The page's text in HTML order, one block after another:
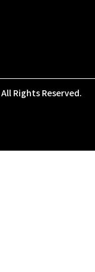
All Rights Reserved.